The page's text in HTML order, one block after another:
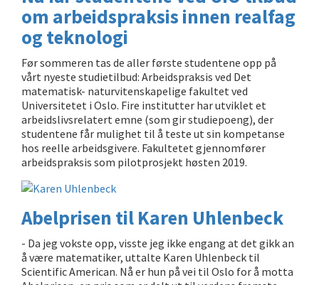
om arbeidspraksis innen realfag
og teknologi
Før sommeren tas de aller første studentene opp på
vårt nyeste studietilbud: Arbeidspraksis ved Det
matematisk- naturvitenskapelige fakultet ved
Universitetet i Oslo. Fire institutter har utviklet et
arbeidslivsrelatert emne (som gir studiepoeng), der
studentene får mulighet til å teste ut sin kompetanse
hos reelle arbeidsgivere. Fakultetet gjennomfører
arbeidspraksis som pilotprosjekt høsten 2019.
Abelprisen til Karen Uhlenbeck
- Da jeg vokste opp, visste jeg ikke engang at det gikk an
å være matematiker, uttalte Karen Uhlenbeck til
Scientific American. Nå er hun på vei til Oslo for å motta